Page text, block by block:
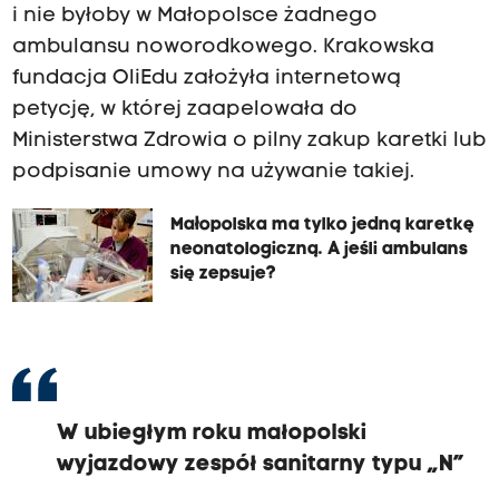
i nie byłoby w Małopolsce żadnego
ambulansu noworodkowego. Krakowska
fundacja OliEdu założyła internetową
petycję, w której zaapelowała do
Ministerstwa Zdrowia o pilny zakup karetki lub
podpisanie umowy na używanie takiej.
Małopolska ma tylko jedną karetkę
neonatologiczną. A jeśli ambulans
się zepsuje?
W ubiegłym roku małopolski
wyjazdowy zespół sanitarny typu „N”